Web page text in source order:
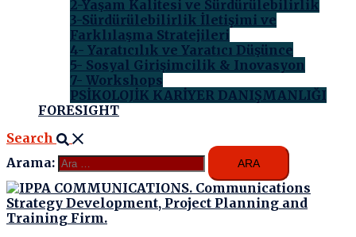
2-Yaşam Kalitesi ve Sürdürülebilirlik
3-Sürdürülebilirlik İletişimi ve
Farklılaşma Stratejileri
4- Yaratıcılık ve Yaratıcı Düşünce
5- Sosyal Girişimcilik & Inovasyon
7- Workshops
PSİKOLOJİK KARİYER DANIŞMANLIĞI
FORESIGHT
Search
Arama: